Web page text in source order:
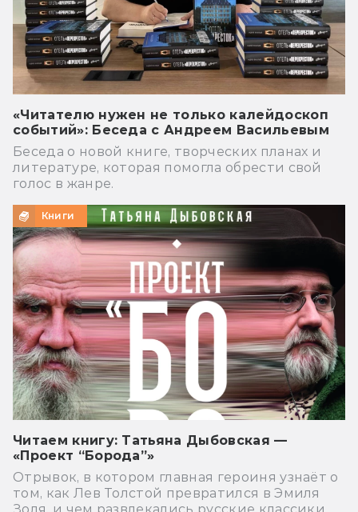
«Читателю нужен не только калейдоскоп
событий»: Беседа с Андреем Васильевым
Беседа о новой книге, творческих планах и
литературе, которая помогла обрести свой
голос в жанре.
Книги
Читаем книгу: Татьяна Дыбовская —
«Проект “Борода”»
Отрывок, в котором главная героиня узнаёт о
том, как Лев Толстой превратился в Эмиля